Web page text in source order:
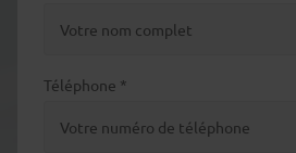
Téléphone *